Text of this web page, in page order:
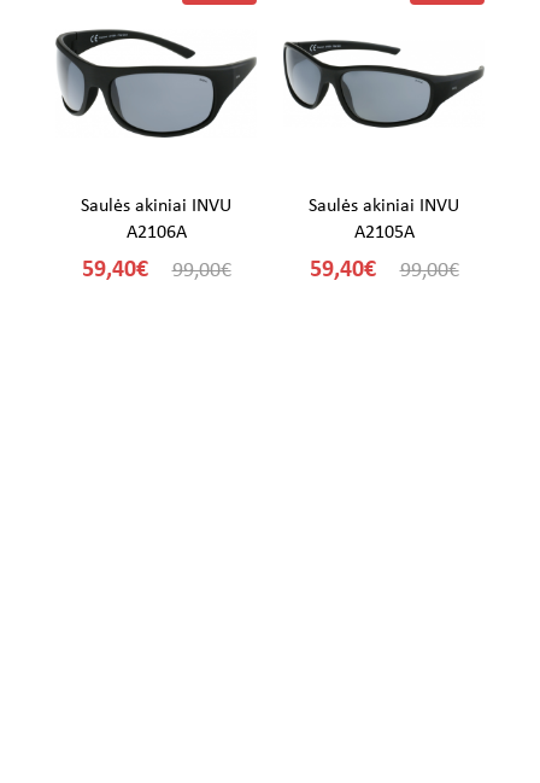
Saulės akiniai INVU
A2106A
59,40€ 99,00€
Saulės akiniai INVU
A2105A
59,40€ 99,00€